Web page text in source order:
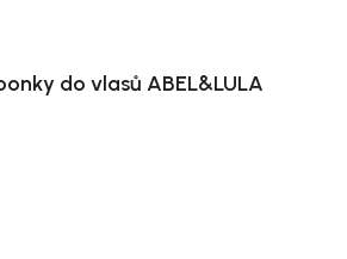
do vlasů ABEL&LULA